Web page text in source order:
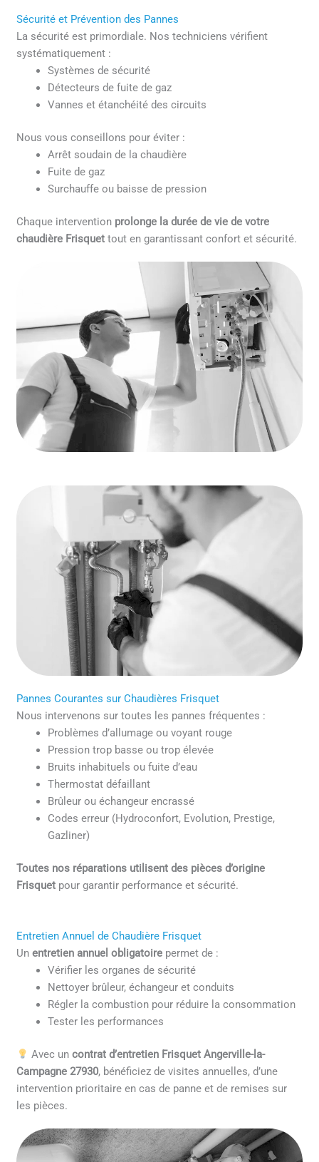
Sécurité et Prévention des Pannes
La sécurité est primordiale. Nos techniciens vérifient
systématiquement :
Systèmes de sécurité
Détecteurs de fuite de gaz
Vannes et étanchéité des circuits
Nous vous conseillons pour éviter :
Arrêt soudain de la chaudière
Fuite de gaz
Surchauffe ou baisse de pression
Chaque intervention prolonge la durée de vie de votre
chaudière Frisquet tout en garantissant confort et sécurité.
Pannes Courantes sur Chaudières Frisquet
Nous intervenons sur toutes les pannes fréquentes :
Problèmes d’allumage ou voyant rouge
Pression trop basse ou trop élevée
Bruits inhabituels ou fuite d’eau
Thermostat défaillant
Brûleur ou échangeur encrassé
Codes erreur (Hydroconfort, Evolution, Prestige,
Gazliner)
Toutes nos réparations utilisent des pièces d’origine
Frisquet pour garantir performance et sécurité.
Entretien Annuel de Chaudière Frisquet
Unentretien annuel obligatoire permet de :
Vérifier les organes de sécurité
Nettoyer brûleur, échangeur et conduits
Régler la combustion pour réduire la consommation
Tester les performances
Avec un contrat d’entretien Frisquet Angerville-la-
Campagne 27930, bénéficiez de visites annuelles, d’une
intervention prioritaire en cas de panne et de remises sur
les pièces.